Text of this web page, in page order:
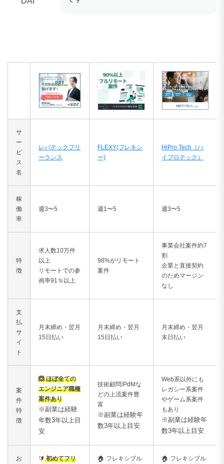
サ
ー
ビ
ス
名
レバテックフリ
ーランス
FLEXY(フレキシ
ー)
HiPro Tech（ハ
イプロテック）
稼
働
率
週3〜5 週1〜5 週3〜5
特
徴
求人数10万件
以上
リモートでの参
画率91％以上
98%がリモート
案件
事業会社案件約7
割
企業と直接契約
のためマージン
なし
支
払
サ
イ
ト
月末締め・翌月
15日払い
月末締め・翌月
15日払い
月末締め・翌月
末日払い
案
件
特
徴
🙆 ほぼ全ての
エンジニア職種
案件あり
※副業は経験
年数3年以上目
安
技術顧問/PdMな
どの上流案件豊
富
※副業は経験年
数3年以上目安
Web系以外にも
レガシー系案件
やゲーム系案件
もあり
※副業は経験年
数3年以上目安
お
🔰初めてフリ
🏠 フレキシブル
🏠 フレキシブル